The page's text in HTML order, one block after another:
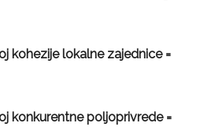
kohezije lokalne zajednice =
konkurentne poljoprivrede =